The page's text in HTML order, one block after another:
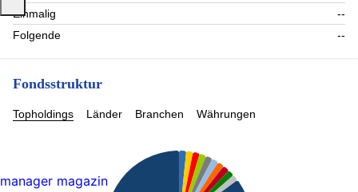
Einmalig
--
Folgende
--
Fondsstruktur
Topholdings Länder Branchen Währungen
manager magazin